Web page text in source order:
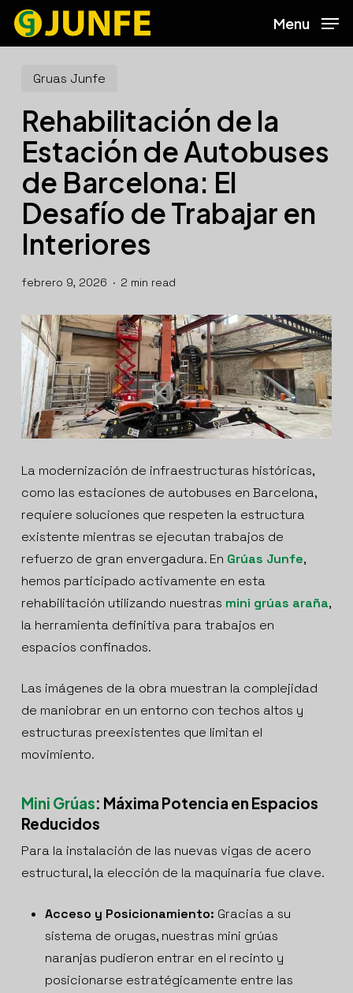
Skip
content
Menu
Gruas Junfe
Rehabilitación de la
Estación de Autobuses
de Barcelona: El
Desafío de Trabajar en
Interiores
febrero 9, 2026 2 min read
La modernización de infraestructuras históricas,
como las estaciones de autobuses en Barcelona,
requiere soluciones que respeten la estructura
existente mientras se ejecutan trabajos de
refuerzo de gran envergadura. En Grúas Junfe,
hemos participado activamente en esta
rehabilitación utilizando nuestras mini grúas araña,
la herramienta definitiva para trabajos en
espacios confinados.
Las imágenes de la obra muestran la complejidad
de maniobrar en un entorno con techos altos y
estructuras preexistentes que limitan el
movimiento.
Mini Grúas: Máxima Potencia en Espacios
Reducidos
Para la instalación de las nuevas vigas de acero
estructural, la elección de la maquinaria fue clave.
Acceso y Posicionamiento: Gracias a su
sistema de orugas, nuestras mini grúas
naranjas pudieron entrar en el recinto y
posicionarse estratégicamente entre las